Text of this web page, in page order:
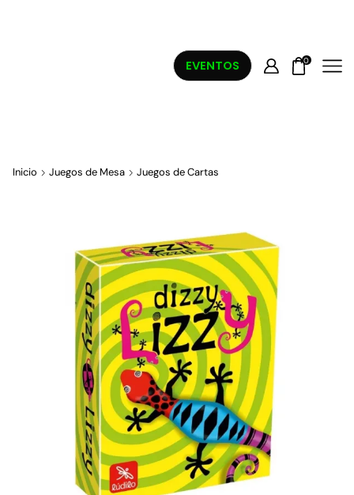
EVENTOS 0
Inicio Juegos de Mesa Juegos de Cartas